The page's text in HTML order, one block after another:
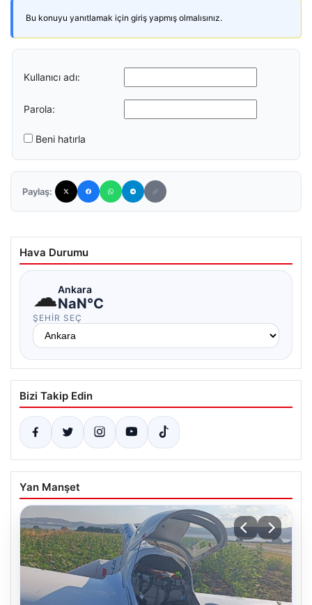
Bu konuyu yanıtlamak için giriş yapmış olmalısınız.
Kullanıcı adı:
Parola:
Beni hatırla
Paylaş:
Hava Durumu
☁Ankara
NaN°C
ŞEHIR SEÇ
Bizi Takip Edin
Yan Manşet